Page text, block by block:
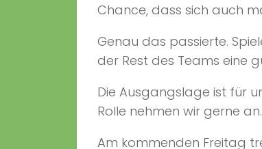
Chance, dass sich auch
Genau das passierte.
der Rest des Teams eine
Die Ausgangslage ist für
Rolle nehmen wir gerne an.
Am kommenden Freitag